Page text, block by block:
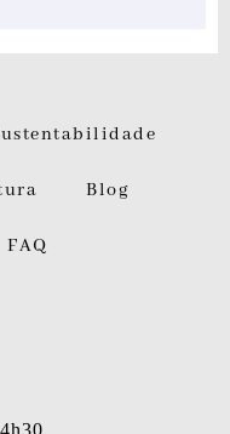
Blog
FAQ